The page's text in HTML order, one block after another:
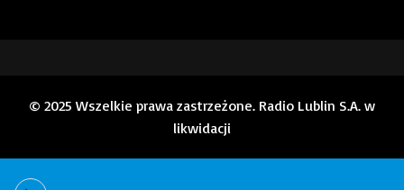
© 2025 Wszelkie prawa zastrzeżone. Radio Lublin S.A. w
likwidacji